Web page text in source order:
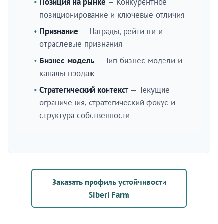
позиционирование и ключевые отличия
Признание — Награды, рейтинги и
отраслевые признания
Бизнес-модель — Тип бизнес-модели и
каналы продаж
Стратегический контекст — Текущие
ограничения, стратегический фокус и
структура собственности
Заказать профиль устойчивости
Siberi Farm